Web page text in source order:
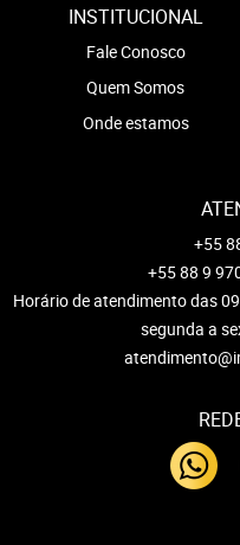
INSTITUCIONAL
Fale Conosco
Quem Somos
Onde estamos
+55
+55 88 9
Horário de atendimento das
segunda a